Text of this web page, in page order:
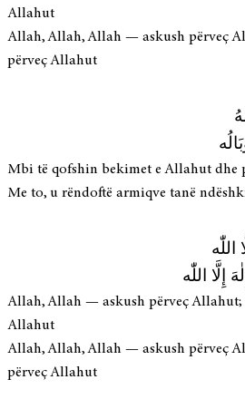
Allahut
Allah, Allah, Allah — askush përveç
përveç Allahut
Mbi të qofshin bekimet e Allahut dhe
Me to, u rëndoftë armiqve tanë
اللّٰه
إِلَّا اللّٰه
Allah, Allah — askush përveç Allahut;
Allahut
Allah, Allah, Allah — askush përveç
përveç Allahut